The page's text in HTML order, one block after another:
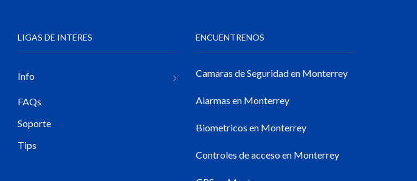
LIGAS DE INTERES
Info
FAQs
Soporte
Tips
ENCUENTRENOS
Camaras de Seguridad en Monterrey
Alarmas en Monterrey
Biometricos en Monterrey
Controles de acceso en Monterrey